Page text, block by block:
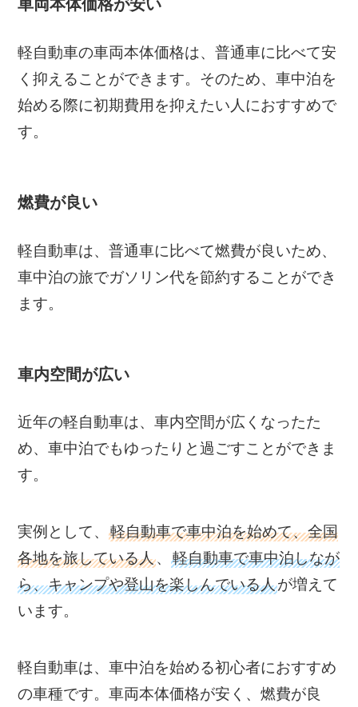
車両本体価格が安い
軽自動車の車両本体価格は、普通車に比べて安
く抑えることができます。そのため、車中泊を
始める際に初期費用を抑えたい人におすすめで
す。
燃費が良い
軽自動車は、普通車に比べて燃費が良いため、
車中泊の旅でガソリン代を節約することができ
ます。
車内空間が広い
近年の軽自動車は、車内空間が広くなったた
め、車中泊でもゆったりと過ごすことができま
す。
実例として、軽自動車で車中泊を始めて、全国
各地を旅している人、軽自動車で車中泊しなが
ら、キャンプや登山を楽しんでいる人が増えて
います。
軽自動車は、車中泊を始める初心者におすすめ
の車種です。車両本体価格が安く、燃費が良